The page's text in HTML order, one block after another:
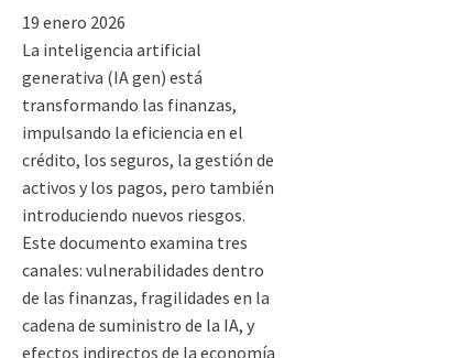
19 enero 2026
La inteligencia artificial
generativa (IA gen) está
transformando las finanzas,
impulsando la eficiencia en el
crédito, los seguros, la gestión de
activos y los pagos, pero también
introduciendo nuevos riesgos.
Este documento examina tres
canales: vulnerabilidades dentro
de las finanzas, fragilidades en la
cadena de suministro de la IA, y
efectos indirectos de la economía